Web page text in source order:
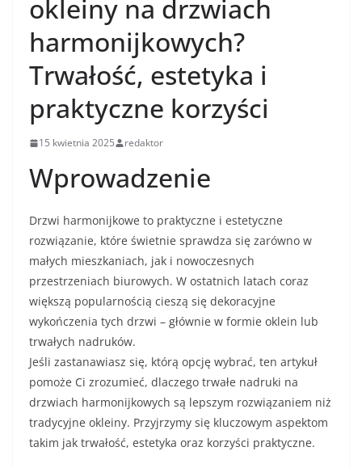
okleiny na drzwiach
harmonijkowych?
Trwałość, estetyka i
praktyczne korzyści
15 kwietnia 2025 redaktor
Wprowadzenie
Drzwi harmonijkowe to praktyczne i estetyczne
rozwiązanie, które świetnie sprawdza się zarówno w
małych mieszkaniach, jak i nowoczesnych
przestrzeniach biurowych. W ostatnich latach coraz
większą popularnością cieszą się dekoracyjne
wykończenia tych drzwi – głównie w formie oklein lub
trwałych nadruków.
Jeśli zastanawiasz się, którą opcję wybrać, ten artykuł
pomoże Ci zrozumieć, dlaczego trwałe nadruki na
drzwiach harmonijkowych są lepszym rozwiązaniem niż
tradycyjne okleiny. Przyjrzymy się kluczowym aspektom
takim jak trwałość, estetyka oraz korzyści praktyczne.